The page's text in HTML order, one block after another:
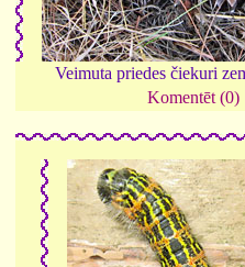
Veimuta priedes čiekuri
Komentēt (0)